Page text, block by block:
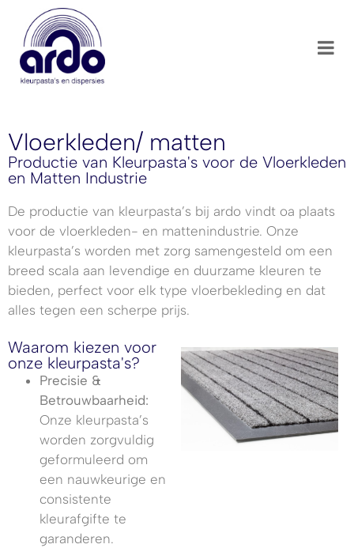
Vloerkleden/ matten
Productie van Kleurpasta's voor de Vloerkleden
en Matten Industrie
De productie van kleurpasta’s bij ardo vindt oa plaats
voor de vloerkleden- en mattenindustrie. Onze
kleurpasta’s worden met zorg samengesteld om een
breed scala aan levendige en duurzame kleuren te
bieden, perfect voor elk type vloerbekleding en dat
alles tegen een scherpe prijs.
Waarom kiezen voor
onze kleurpasta's?
Precisie &
Betrouwbaarheid:
Onze kleurpasta’s
worden zorgvuldig
geformuleerd om
een nauwkeurige en
consistente
kleurafgifte te
garanderen.